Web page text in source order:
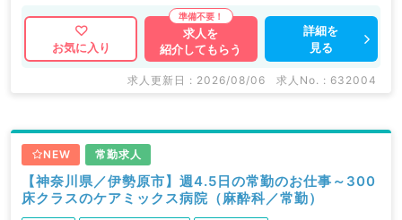
お気に入り
求人を
紹介してもらう
詳細を
見る
求人更新日 : 2026/08/06 求人No. : 632004
NEW 常勤求人
【神奈川県／伊勢原市】週4.5日の常勤のお仕事～300
床クラスのケアミックス病院（麻酔科／常勤）